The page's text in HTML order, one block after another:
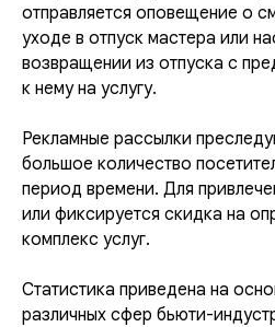
отправляется оповещение о
уходе в отпуск мастера или
возвращении из отпуска с
к нему на услугу.
Рекламные рассылки
большое количество
период времени. Для
или фиксируется скидка на
комплекс услуг.
Статистика приведена на
различных сфер бьюти-